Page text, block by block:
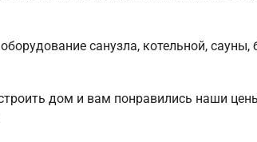
санузла, котельной,
дом и вам понравились наши